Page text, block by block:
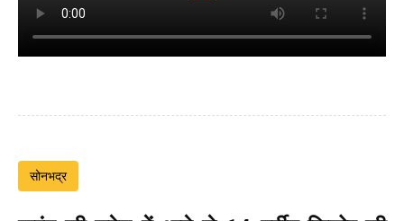
सोनभद्र